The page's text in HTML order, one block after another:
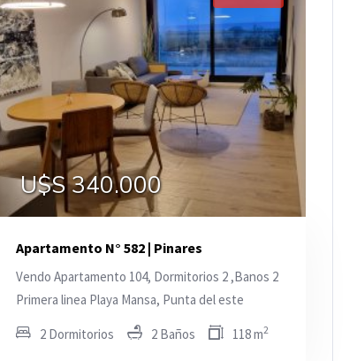
U$S 340.000
Apartamento N° 582 | Pinares
Vendo Apartamento 104, Dormitorios 2 ,Banos 2
Primera linea Playa Mansa, Punta del este
2 Dormitorios 2 Baños 118 m2